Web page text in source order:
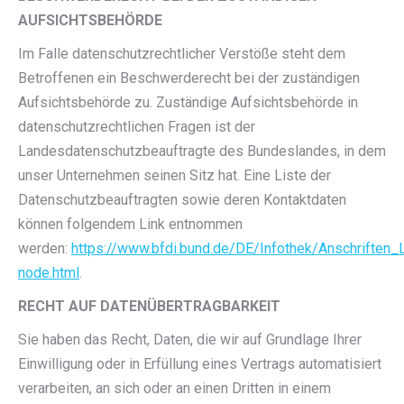
AUFSICHTSBEHÖRDE
Im Falle datenschutzrechtlicher Verstöße steht dem
Betroffenen ein Beschwerderecht bei der zuständigen
Aufsichtsbehörde zu. Zuständige Aufsichtsbehörde in
datenschutzrechtlichen Fragen ist der
Landesdatenschutzbeauftragte des Bundeslandes, in dem
unser Unternehmen seinen Sitz hat. Eine Liste der
Datenschutzbeauftragten sowie deren Kontaktdaten
können folgendem Link entnommen
werden: https://www.bfdi.bund.de/DE/Infothek/
node.html.
RECHT AUF DATENÜBERTRAGBARKEIT
Sie haben das Recht, Daten, die wir auf Grundlage Ihrer
Einwilligung oder in Erfüllung eines Vertrags automatisiert
verarbeiten, an sich oder an einen Dritten in einem